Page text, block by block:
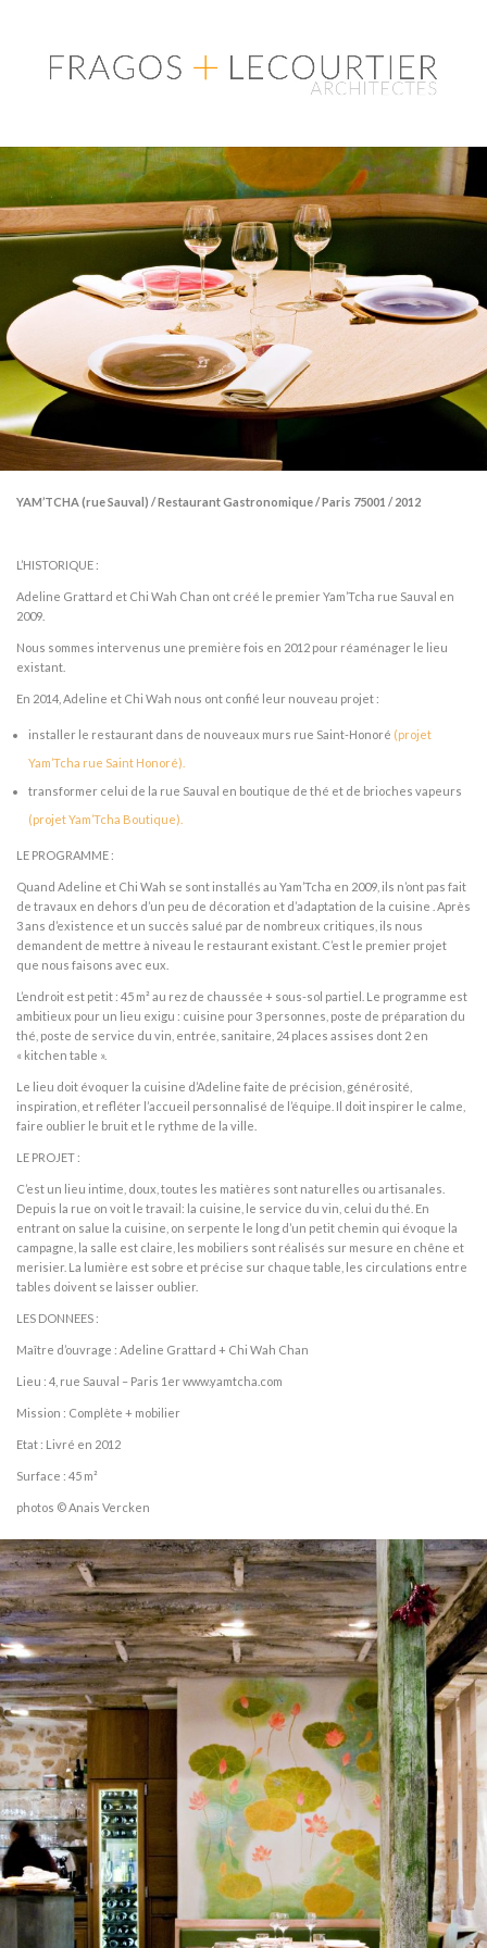
YAM’TCHA (rue Sauval) / Restaurant Gastronomique / Paris 75001 / 2012
L’HISTORIQUE :
Adeline Grattard et Chi Wah Chan ont créé le premier Yam’Tcha rue Sauval en
2009.
Nous sommes intervenus une première fois en 2012 pour réaménager le lieu
existant.
En 2014, Adeline et Chi Wah nous ont confié leur nouveau projet :
installer le restaurant dans de nouveaux murs rue Saint-Honoré (projet
Yam’Tcha rue Saint Honoré).
transformer celui de la rue Sauval en boutique de thé et de brioches vapeurs
(projet Yam’Tcha Boutique).
LE PROGRAMME :
Quand Adeline et Chi Wah se sont installés au Yam’Tcha en 2009, ils n’ont pas fait
de travaux en dehors d’un peu de décoration et d’adaptation de la cuisine . Après
3 ans d’existence et un succès salué par de nombreux critiques, ils nous
demandent de mettre à niveau le restaurant existant. C’est le premier projet
que nous faisons avec eux.
L’endroit est petit : 45 m² au rez de chaussée + sous-sol partiel. Le programme est
ambitieux pour un lieu exigu : cuisine pour 3 personnes, poste de préparation du
thé, poste de service du vin, entrée, sanitaire, 24 places assises dont 2 en
« kitchen table ».
Le lieu doit évoquer la cuisine d’Adeline faite de précision, générosité,
inspiration, et refléter l’accueil personnalisé de l’équipe. Il doit inspirer le calme,
faire oublier le bruit et le rythme de la ville.
LE PROJET :
C’est un lieu intime, doux, toutes les matières sont naturelles ou artisanales.
Depuis la rue on voit le travail: la cuisine, le service du vin, celui du thé. En
entrant on salue la cuisine, on serpente le long d’un petit chemin qui évoque la
campagne, la salle est claire, les mobiliers sont réalisés sur mesure en chêne et
merisier. La lumière est sobre et précise sur chaque table, les circulations entre
tables doivent se laisser oublier.
LES DONNEES :
Maître d’ouvrage : Adeline Grattard + Chi Wah Chan
Lieu : 4, rue Sauval – Paris 1er www.yamtcha.com
Mission : Complète + mobilier
Etat : Livré en 2012
Surface : 45 m²
photos © Anais Vercken